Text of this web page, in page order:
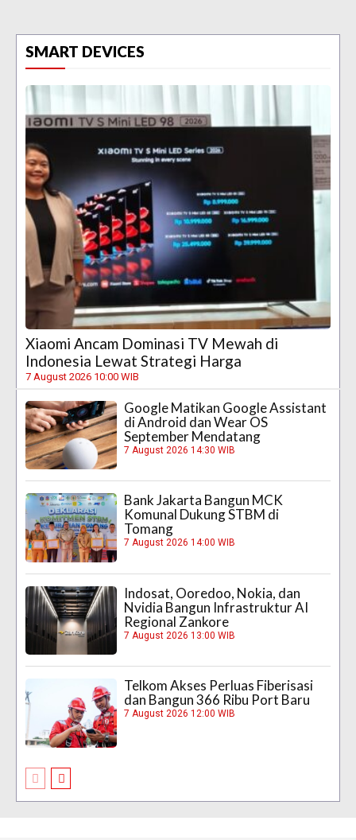
SMART DEVICES
Xiaomi Ancam Dominasi TV Mewah di
Indonesia Lewat Strategi Harga
7 August 2026 10:00 WIB
Google Matikan Google Assistant
di Android dan Wear OS
September Mendatang
7 August 2026 14:30 WIB
Bank Jakarta Bangun MCK
Komunal Dukung STBM di
Tomang
7 August 2026 14:00 WIB
Indosat, Ooredoo, Nokia, dan
Nvidia Bangun Infrastruktur AI
Regional Zankore
7 August 2026 13:00 WIB
Telkom Akses Perluas Fiberisasi
dan Bangun 366 Ribu Port Baru
7 August 2026 12:00 WIB